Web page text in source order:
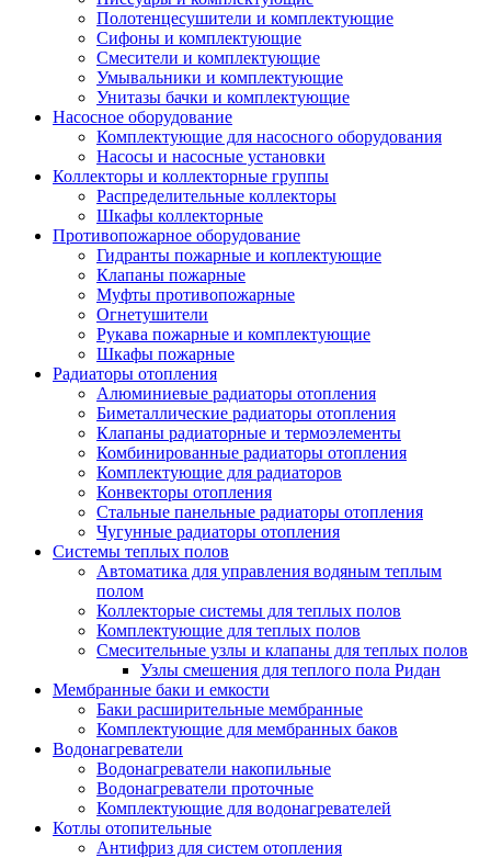
Полотенцесушители и комплектующие
Сифоны и комплектующие
Смесители и комплектующие
Умывальники и комплектующие
Унитазы бачки и комплектующие
Насосное оборудование
Комплектующие для насосного оборудования
Насосы и насосные установки
Коллекторы и коллекторные группы
Распределительные коллекторы
Шкафы коллекторные
Противопожарное оборудование
Гидранты пожарные и коплектующие
Клапаны пожарные
Муфты противопожарные
Огнетушители
Рукава пожарные и комплектующие
Шкафы пожарные
Радиаторы отопления
Алюминиевые радиаторы отопления
Биметаллические радиаторы отопления
Клапаны радиаторные и термоэлементы
Комбинированные радиаторы отопления
Комплектующие для радиаторов
Конвекторы отопления
Стальные панельные радиаторы отопления
Чугунные радиаторы отопления
Системы теплых полов
Автоматика для управления водяным теплым
полом
Коллекторые системы для теплых полов
Комплектующие для теплых полов
Смесительные узлы и клапаны для теплых полов
Узлы смешения для теплого пола Ридан
Мембранные баки и емкости
Баки расширительные мембранные
Комплектующие для мембранных баков
Водонагреватели
Водонагреватели накопильные
Водонагреватели проточные
Комплектующие для водонагревателей
Котлы отопительные
Антифриз для систем отопления